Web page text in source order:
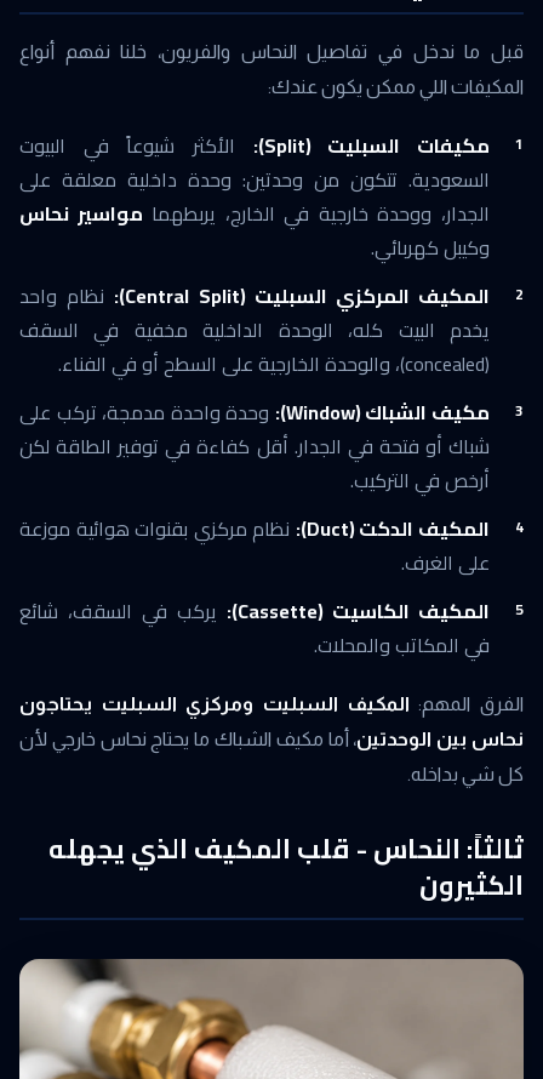
قبل ما ندخل في تفاصيل النحاس والفريون، خلنا نفهم أنواع
المكيفات اللي ممكن يكون عندك:
مكيفات السبليت (Split):
الأكثر شيوعاً في البيوت
السعودية. تتكون من وحدتين: وحدة داخلية معلقة على
الجدار، ووحدة خارجية في الخارج، يربطهما مواسير نحاس
وكيبل كهربائي.
المكيف المركزي السبليت (Central Split):
نظام واحد
يخدم البيت كله، الوحدة الداخلية مخفية في السقف
(concealed)، والوحدة الخارجية على السطح أو في الفناء.
مكيف الشباك (Window):
وحدة واحدة مدمجة، تركب على
شباك أو فتحة في الجدار. أقل كفاءة في توفير الطاقة لكن
أرخص في التركيب.
المكيف الدكت (Duct):
نظام مركزي بقنوات هوائية موزعة
على الغرف.
المكيف الكاسيت (Cassette):
يركب في السقف، شائع
في المكاتب والمحلات.
الفرق المهم: المكيف السبليت ومركزي السبليت يحتاجون
نحاس بين الوحدتين، أما مكيف الشباك ما يحتاج نحاس خارجي لأن
كل شي بداخله.
ثالثاً: النحاس - قلب المكيف الذي يجهله
الكثيرون